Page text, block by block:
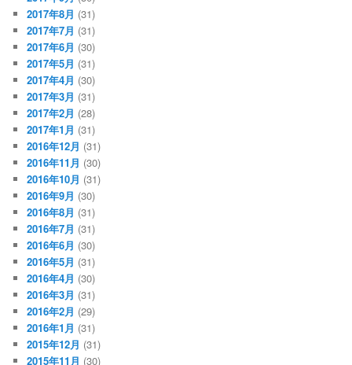
2017年8月 (31)
2017年7月 (31)
2017年6月 (30)
2017年5月 (31)
2017年4月 (30)
2017年3月 (31)
2017年2月 (28)
2017年1月 (31)
2016年12月 (31)
2016年11月 (30)
2016年10月 (31)
2016年9月 (30)
2016年8月 (31)
2016年7月 (31)
2016年6月 (30)
2016年5月 (31)
2016年4月 (30)
2016年3月 (31)
2016年2月 (29)
2016年1月 (31)
2015年12月 (31)
2015年11月 (30)